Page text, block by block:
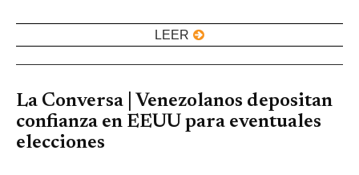
LEER
La Conversa | Venezolanos depositan
confianza en EEUU para eventuales
elecciones